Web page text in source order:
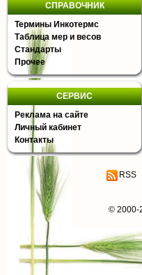
СПРАВОЧНИК
Термины Инкотермс
Таблица мер и весов
Стандарты
Прочее
СЕРВИС
Реклама на сайте
Личный кабинет
Контакты
RSS
© 2000-